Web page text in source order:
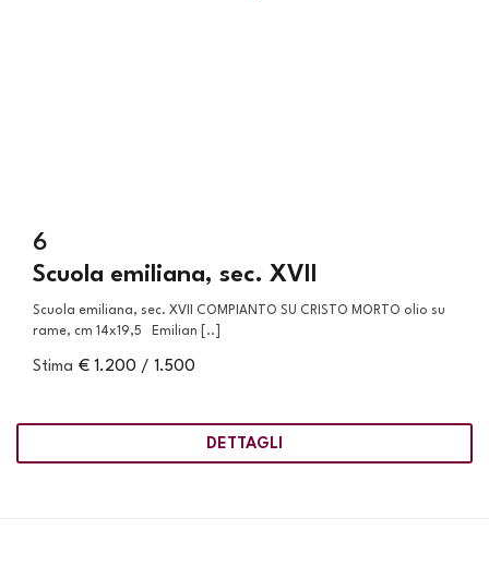
6
Scuola emiliana, sec. XVII
Scuola emiliana, sec. XVII COMPIANTO SU CRISTO MORTO olio su
rame, cm 14x19,5 Emilian [..]
Stima € 1.200 / 1.500
DETTAGLI